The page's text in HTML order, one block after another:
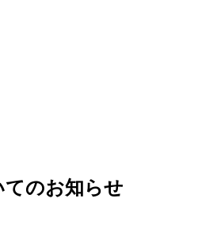
てのお知らせ